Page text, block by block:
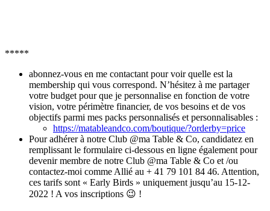
*****
abonnez-vous en me contactant pour voir quelle est la
membership qui vous correspond. N’hésitez à me partager
votre budget pour que je personnalise en fonction de votre
vision, votre périmètre financier, de vos besoins et de vos
objectifs parmi mes packs personnalisés et personnalisables :
https://matableandco.com/boutique/?orderby=price
Pour adhérer à notre Club @ma Table & Co, candidatez en
remplissant le formulaire ci-dessous en ligne également pour
devenir membre de notre Club @ma Table & Co et /ou
contactez-moi comme Allié au + 41 79 101 84 46. Attention,
ces tarifs sont « Early Birds » uniquement jusqu’au 15-12-
2022 ! A vos inscriptions 😉 !